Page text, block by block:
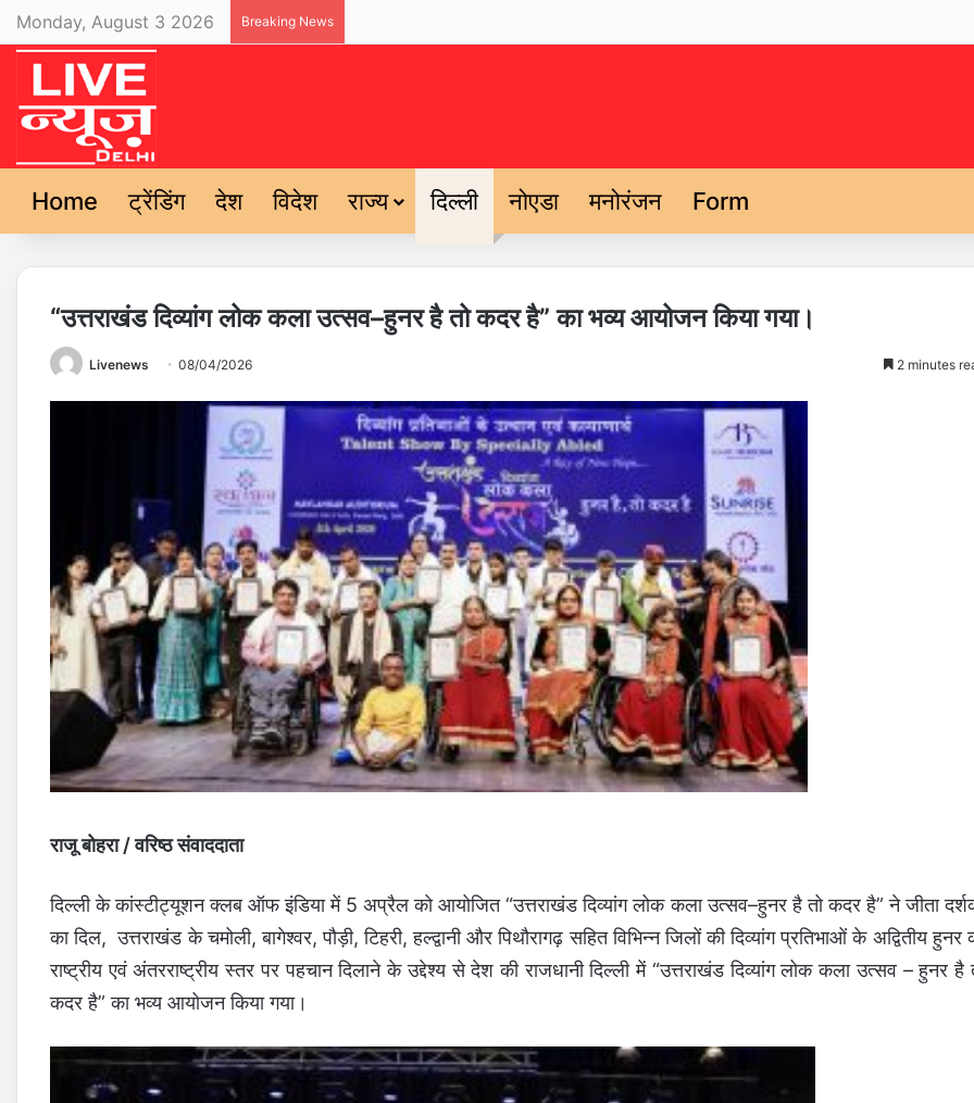
Monday, August 3 2026 Breaking News
Home ट्रेंडिंग देश विदेश राज्य दिल्ली नोएडा मनोरंजन Form
“उत्तराखंड दिव्यांग लोक कला उत्सव–हुनर है तो कदर है” का भव्य आयोजन किया गया।
Livenews 08/04/2026 2 minutes
राजू बोहरा / वरिष्ठ संवाददाता
दिल्ली के कांस्टीट्यूशन क्लब ऑफ इंडिया में 5 अप्रैल को आयोजित “उत्तराखंड दिव्यांग लोक कला उत्सव–हुनर है तो कदर है” ने जीता
का दिल, उत्तराखंड के चमोली, बागेश्वर, पौड़ी, टिहरी, हल्द्वानी और पिथौरागढ़ सहित विभिन्न जिलों की दिव्यांग प्रतिभाओं के अद्वितीय हुनर
राष्ट्रीय एवं अंतरराष्ट्रीय स्तर पर पहचान दिलाने के उद्देश्य से देश की राजधानी दिल्ली में “उत्तराखंड दिव्यांग लोक कला उत्सव – हुनर है
कदर है” का भव्य आयोजन किया गया।